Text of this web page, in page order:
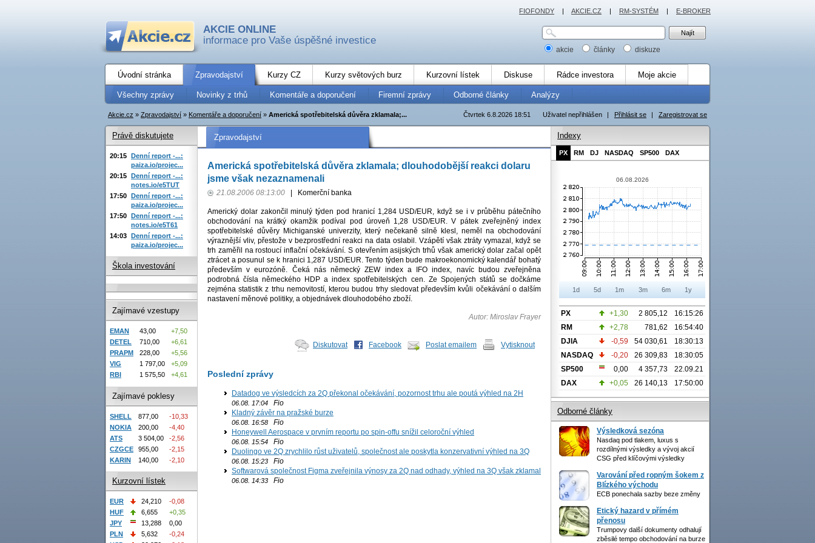
AKCIE ONLINE
informace pro Vaše úspěšné investice
akcie články diskuze
Úvodní stránka Zpravodajství Kurzy CZ Kurzy světových burz Kurzovní lístek Diskuse Rádce investora Moje akcie
Všechny zprávy Novinky z trhů Komentáře a doporučení Firemní zprávy Odborné články Analýzy
Uživatel nepřihlášen | Přihlásit se | Zaregistrovat se
Čtvrtek 6.8.2026 18:51
Akcie.cz » Zpravodajství » Komentáře a doporučení » Americká spotřebitelská důvěra zklamala;...
Zpravodajství
Americká spotřebitelská důvěra zklamala; dlouhodobější reakci dolaru
jsme však nezaznamenali
21.08.2006 08:13:00 Komerční banka
Americký dolar zakončil minulý týden pod hranicí 1,284 USD/EUR, když se i v průběhu pátečního
obchodování na krátký okamžik podíval pod úroveň 1,28 USD/EUR. V pátek zveřejněný index
spotřebitelské důvěry Michiganské univerzity, který nečekaně silně klesl, neměl na obchodování
výraznější vliv, přestože v bezprostřední reakci na data oslabil. Vzápětí však ztráty vymazal, když se
trh zaměřil na rostoucí inflační očekávání. S otevřením asijských trhů však americký dolar začal opět
ztrácet a posunul se k hranici 1,287 USD/EUR. Tento týden bude makroekonomický kalendář bohatý
především v eurozóně. Čeká nás německý ZEW index a IFO index, navíc budou zveřejněna
podrobná čísla německého HDP a index spotřebitelských cen. Ze Spojených států se dočkáme
zejména statistik z trhu nemovitostí, kterou budou trhy sledovat především kvůli očekávání o dalším
nastavení měnové politiky, a objednávek dlouhodobého zboží.
Autor: Miroslav Frayer
Diskutovat Facebook Poslat emailem Vytisknout
Poslední zprávy
Datadog ve výsledcích za 2Q překonal očekávání, pozornost trhu ale poutá výhled na 2H
06.08. 17:04 Fio
Kladný závěr na pražské burze
06.08. 16:58 Fio
Honeywell Aerospace v prvním reportu po spin-offu snížil celoroční výhled
06.08. 15:54 Fio
Duolingo ve 2Q zrychlilo růst uživatelů, společnost ale poskytla konzervativní výhled na 3Q
06.08. 15:23 Fio
Softwarová společnost Figma zveřejnila výnosy za 2Q nad odhady, výhled na 3Q však zklamal
06.08. 14:33 Fio
Právě diskutujete
20:15 Denní report -...:
paiza.io/projec...
20:15 Denní report -...:
notes.io/e5TUT
17:50 Denní report -...:
paiza.io/projec...
17:50 Denní report -...:
notes.io/e5T61
14:03 Denní report -...:
paiza.io/projec...
Škola investování
Zajímavé vzestupy
EMAN 43,00
+7,50
DETEL
710,00
+6,61
PRAPM
228,00
+5,56
VIG
1 797,00
+5,09
RBI
1 575,50 +4,61
Zajímavé poklesy
SHELL 877,00
-10,33
NOKIA
200,00
-4,40
ATS
3 504,00
-2,56
CZGCE
955,00
-2,15
KARIN
140,00 -2,10
Kurzovní lístek
EUR 24,210
-0,08
HUF
6,655
+0,35
JPY
13,288
0,00
PLN
5,632
-0,24
Indexy
PX RM DJ NASDAQ SP500 DAX
06.08.2026
1d 5d 1m 3m 6m 1y
PX +1,30 2 805,12
16:15:26
RM
+2,78 781,62
16:54:40
DJIA
-0,59 54 030,61
18:30:13
NASDAQ
-0,20 26 309,83
18:30:05
SP500
0,00 4 357,73
22.09.21
DAX
+0,05 26 140,13 17:50:00
Odborné články
Výsledková sezóna
Nasdaq pod tlakem, luxus s
rozdílnými výsledky a vývoj akcií
CSG před klíčovými výsledky
Varování před ropným šokem z
Blízkého východu
ECB ponechala sazby beze změny
Etický hazard v přímém
přenosu
Trumpovy další dokumenty odhalují
zběsilé tempo obchodování na burze
FIOFONDY | AKCIE.CZ | RM-SYSTÉM | E-BROKER